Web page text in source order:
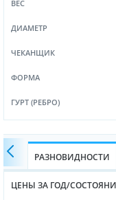
ВЕС
ДИАМЕТР
ЧЕКАНЩИК
ФОРМА
ГУРТ (РЕБРО)
РАЗНОВИДНОСТИ
ЦЕНЫ ЗА ГОД/